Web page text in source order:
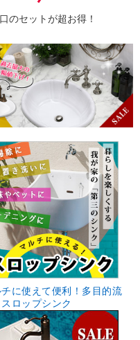
のセットが超お得！
に使えて便利！多目的流
スロップシンク